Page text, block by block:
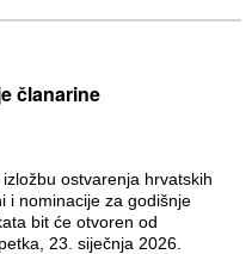
članarine
ostvarenja hrvatskih
i nominacije za godišnje
bit će otvoren od
23. siječnja 2026.